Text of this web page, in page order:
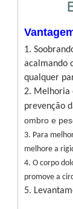
1.
acalmando
qualquer
2. Melhoria
prevenção
ombro e
3. Para
melhore a
4. O corpo
promove a
5.